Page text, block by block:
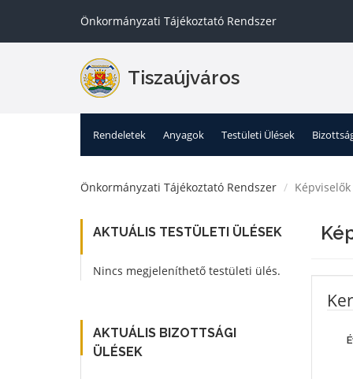
Önkormányzati Tájékoztató Rendszer
Tiszaújváros
Rendeletek Anyagok Testületi Ülések
Önkormányzati Tájékoztató Rendszer Képviselők
AKTUÁLIS TESTÜLETI ÜLÉSEK
Nincs megjeleníthető testületi ülés.
AKTUÁLIS BIZOTTSÁGI
ÜLÉSEK